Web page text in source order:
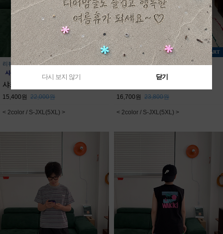
+ CART
리뷰 1
샤크반팔티셔츠
15,400원 22,000원
< 2color / S-JXL(5XL) >
+ CART
리뷰 0
16,700원 23,800원
< 2color / S-JXL(5XL) >
다시 보지 않기 닫기